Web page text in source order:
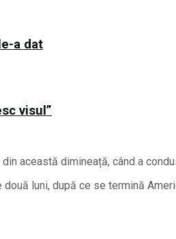
a dat
visul”
această dimineață, când a
luni, după ce se termină